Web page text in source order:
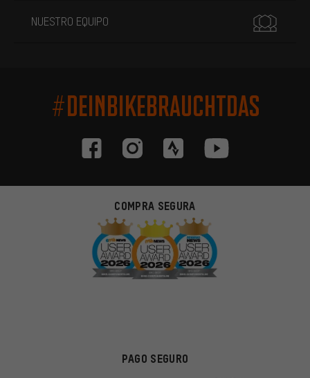
NUESTRO EQUIPO
#DEINBIKEBRAUCHTDAS
COMPRA SEGURA
PAGO SEGURO